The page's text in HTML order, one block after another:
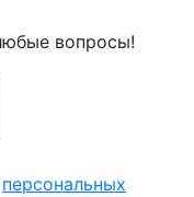
вопросы!
персональных